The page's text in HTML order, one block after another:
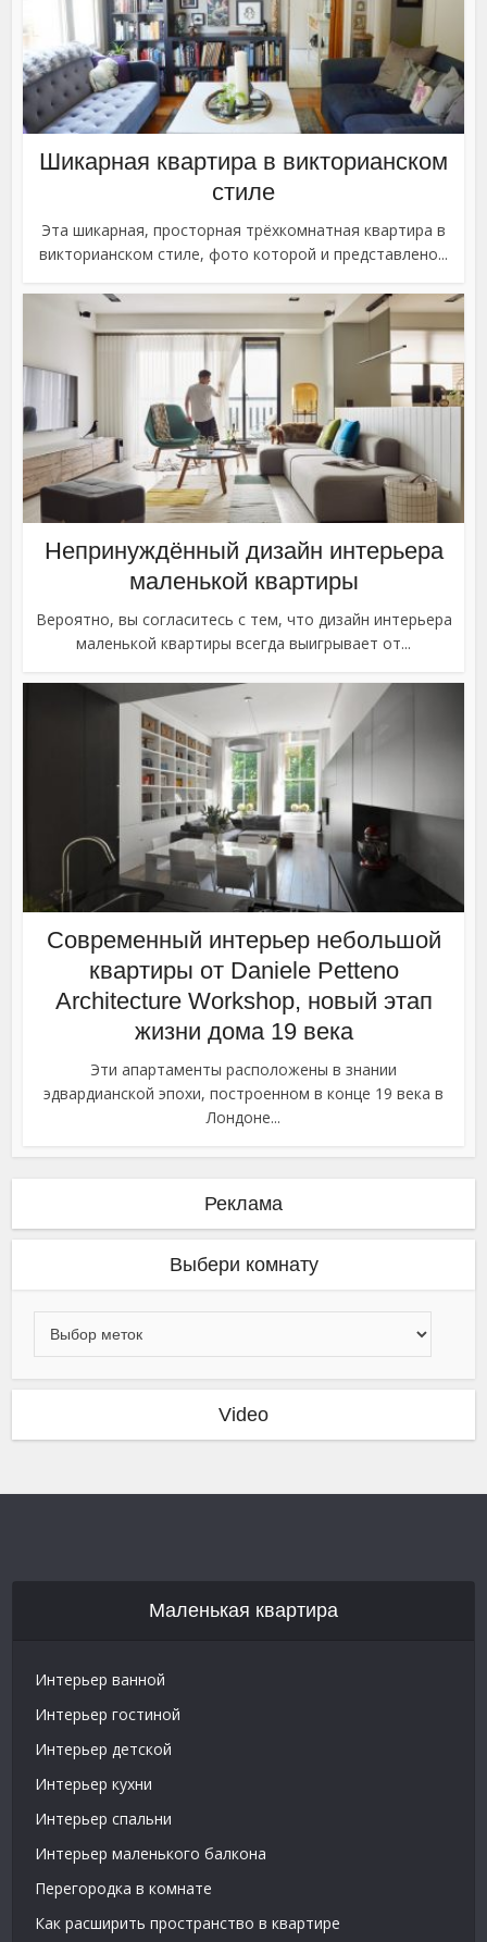
Шикарная квартира в викторианском
стиле
Эта шикарная, просторная трёхкомнатная квартира в
викторианском стиле, фото которой и представлено...
Непринуждённый дизайн интерьера
маленькой квартиры
Вероятно, вы согласитесь с тем, что дизайн интерьера
маленькой квартиры всегда выигрывает от...
Cовременный интерьер небольшой
квартиры от Daniele Petteno
Architecture Workshop, новый этап
жизни дома 19 века
Эти апартаменты расположены в знании
эдвардианской эпохи, построенном в конце 19 века в
Лондоне...
Реклама
Выбери комнату
Video
Маленькая квартира
Интерьер ванной
Интерьер гостиной
Интерьер детской
Интерьер кухни
Интерьер спальни
Интерьер маленького балкона
Перегородка в комнате
Как расширить пространство в квартире